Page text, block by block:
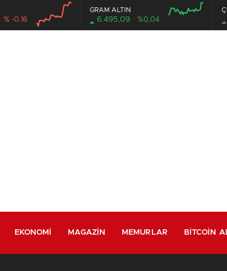
% -0.16
GRAM ALTIN
6.495,09 %0,04
EKONOMI MAGAZIN MEMURLAR BITCOIN